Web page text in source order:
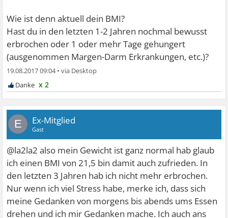
Wie ist denn aktuell dein BMI?
Hast du in den letzten 1-2 Jahren nochmal bewusst
erbrochen oder 1 oder mehr Tage gehungert
(ausgenommen Margen-Darm Erkrankungen, etc.)?
19.08.2017 09:04•
x 2
E Ex-Mitglied
Gast
@la2la2 also mein Gewicht ist ganz normal hab glaub
ich einen BMI von 21,5 bin damit auch zufrieden. In
den letzten 3 Jahren hab ich nicht mehr erbrochen.
Nur wenn ich viel Stress habe, merke ich, dass sich
meine Gedanken von morgens bis abends ums Essen
drehen und ich mir Gedanken mache. Ich auch ans